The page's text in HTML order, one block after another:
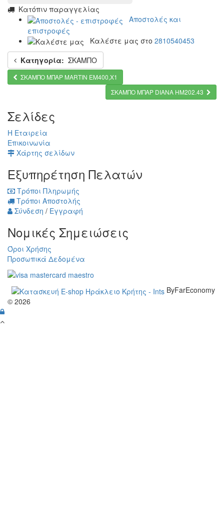
Kατόπιν παραγγελίας
Αποστολές και
επιστροφές
Καλέστε μας στο 2810540453
Κατηγορία: ΣΚΑΜΠΟ
ΣΚΑΜΠΟ ΜΠΑΡ MARTIN ΕΜ400,Χ1
ΣΚΑΜΠΟ ΜΠΑΡ DIANA HM202.43
Σελίδες
Η Εταιρεία
Επικοινωνία
Χάρτης σελίδων
Εξυπηρέτηση Πελατών
Τρόποι Πληρωμής
Τρόποι Αποστολής
Σύνδεση / Εγγραφή
Νομικές Σημειώσεις
Όροι Χρήσης
Προσωπικά Δεδομένα
ByFarEconomy
© 2026